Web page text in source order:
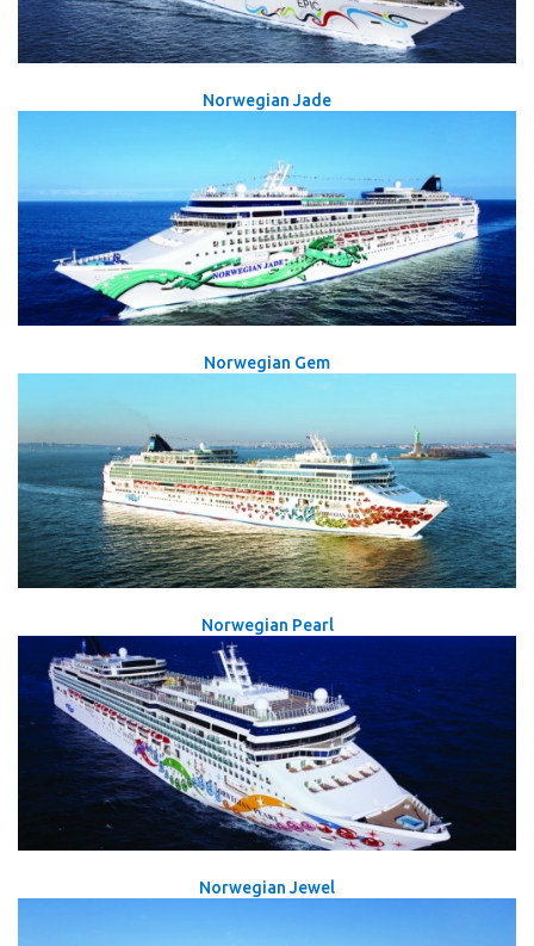
Norwegian Jade
Norwegian Gem
Norwegian Pearl
Norwegian Jewel